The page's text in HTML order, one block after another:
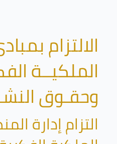
الالتزام
الملكيــة
وحقـوق
التزام إدارة